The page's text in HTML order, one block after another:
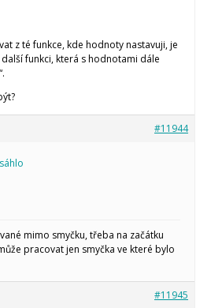
z té funkce, kde hodnoty nastavuji, je
funkci, která s hodnotami dále
#11944
mimo smyčku, třeba na začátku
pracovat jen smyčka ve které bylo
#11945